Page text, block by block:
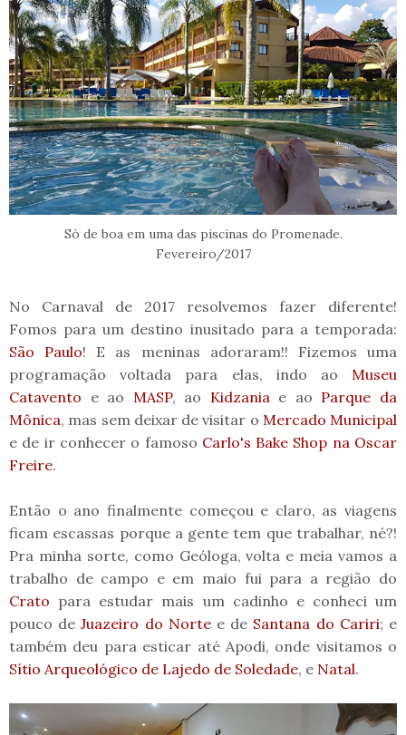
Só de boa em uma das piscinas do Promenade.
Fevereiro/2017
No Carnaval de 2017 resolvemos fazer diferente!
Fomos para um destino inusitado para a temporada:
São Paulo! E as meninas adoraram!! Fizemos uma
programação voltada para elas, indo ao Museu
Catavento e ao MASP, ao Kidzania e ao Parque da
Mônica, mas sem deixar de visitar o Mercado Municipal
e de ir conhecer o famoso Carlo's Bake Shop na Oscar
Freire.
Então o ano finalmente começou e claro, as viagens
ficam escassas porque a gente tem que trabalhar, né?!
Pra minha sorte, como Geóloga, volta e meia vamos a
trabalho de campo e em maio fui para a região do
Crato para estudar mais um cadinho e conheci um
pouco deJuazeiro do Nortee de Santana do Cariri; e
também deu para esticar até Apodi, onde visitamos o
Sítio Arqueológico de Lajedo de Soledade, e Natal.